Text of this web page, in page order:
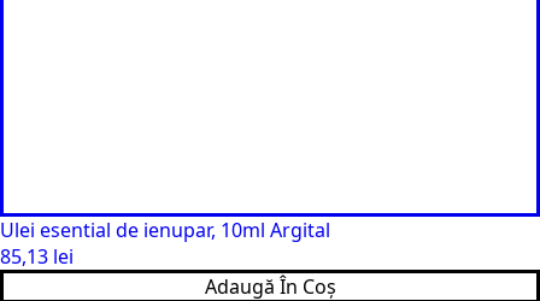
Ulei esential de ienupar, 10ml Argital
85,13 lei
Adaugă În Coș